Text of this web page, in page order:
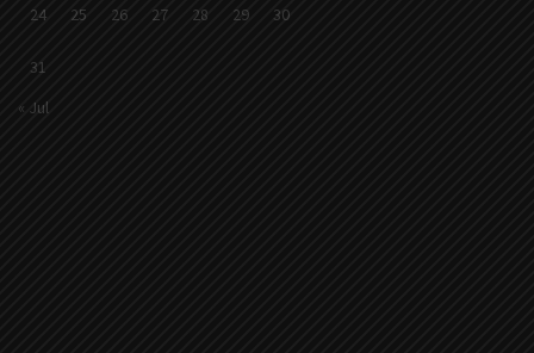
24 25 26 27 28 29 30
31
« Jul